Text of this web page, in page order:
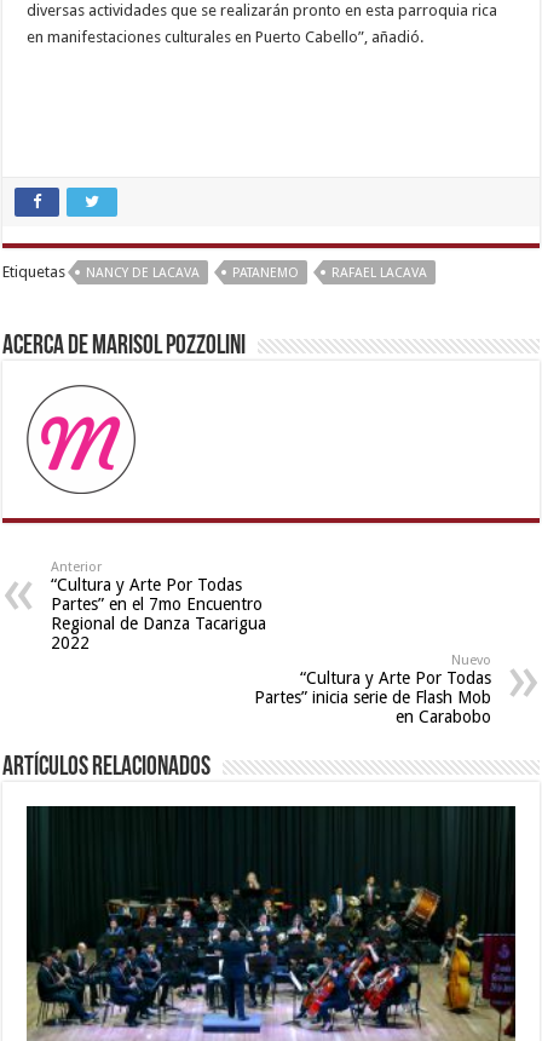
diversas actividades que se realizarán pronto en esta parroquia rica
en manifestaciones culturales en Puerto Cabello”, añadió.
chudai
hindi
video,
indian
in
english
sex
video
desi
videos
download
3gp,
film
desi
indian
hotel
Etiquetas NANCY DE LACAVA PATANEMO RAFAEL LACAVA
Acerca de Marisol Pozzolini
Anterior
“Cultura y Arte Por Todas
Partes” en el 7mo Encuentro
Regional de Danza Tacarigua
2022
Nuevo
“Cultura y Arte Por Todas
Partes” inicia serie de Flash Mob
en Carabobo
Artículos relacionados